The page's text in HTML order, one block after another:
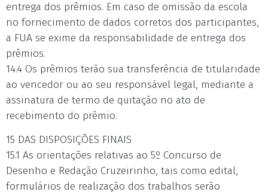
entrega dos prêmios. Em caso de omissão da escola
no fornecimento de dados corretos dos participantes,
a FUA se exime da responsabilidade de entrega dos
prêmios.
14.4 Os prêmios terão sua transferência de titularidade
ao vencedor ou ao seu responsável legal, mediante a
assinatura de termo de quitação no ato de
recebimento do prêmio.
15 DAS DISPOSIÇÕES FINAIS
15.1 As orientações relativas ao 5º Concurso de
Desenho e Redação Cruzeirinho, tais como edital,
formulários de realização dos trabalhos serão